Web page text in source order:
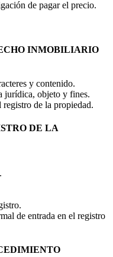
de pagar el precio.
INMOBILIARIO
y contenido.
jurídica, objeto y fines.
de la propiedad.
DE LA
de entrada en el registro